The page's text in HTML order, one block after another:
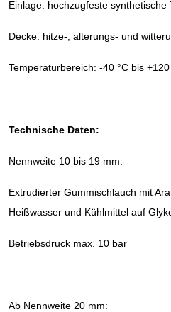
Einlage: hochzugfeste synthetische
Decke: hitze-, alterungs- und
Temperaturbereich: -40 °C bis +120
Technische Daten:
Nennweite 10 bis 19 mm:
Extrudierter Gummischlauch mit
Heißwasser und Kühlmittel auf
Betriebsdruck max. 10 bar
Ab Nennweite 20 mm: